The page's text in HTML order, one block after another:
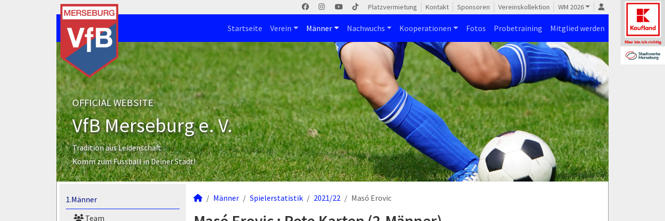
Platzvermietung Kontakt Sponsoren Vereinskollektion WM 2026
Startseite Verein Männer Nachwuchs Kooperationen Fotos Probetraining Mitglied werden
OFFICIAL WEBSITE
VfB Merseburg e. V.
Tradition aus Leidenschaft
Komm zum Fussball in Deiner Stadt!
1.Männer
Team
Männer Spielerstatistik 2021/22 Masó Erovic